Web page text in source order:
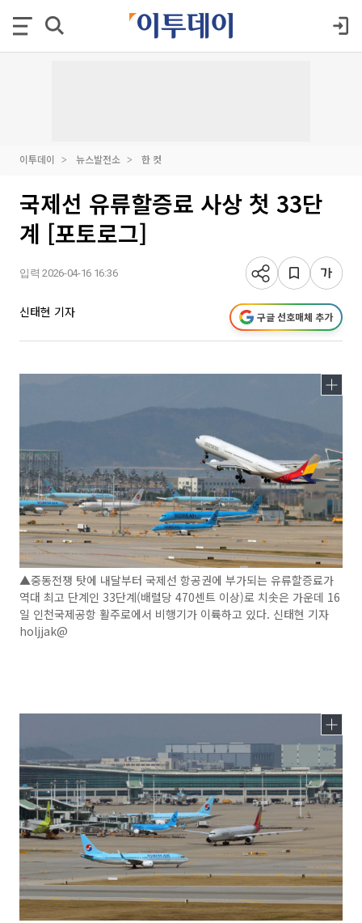
이투데이 뉴스발전소 한 컷
국제선 유류할증료 사상 첫 33단
계 [포토로그]
입력 2026-04-16 16:36
신태현 기자 구글 선호매체 추가
▲중동전쟁 탓에 내달부터 국제선 항공권에 부가되는 유류할증료가
역대 최고 단계인 33단계(배럴당 470센트 이상)로 치솟은 가운데 16
일 인천국제공항 활주로에서 비행기가 이륙하고 있다. 신태현 기자
holjjak@